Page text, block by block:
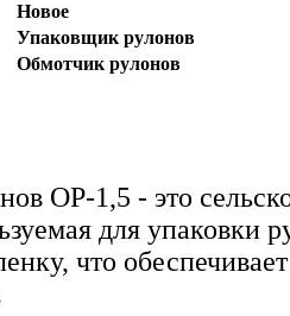
Новое
Упаковщик рулонов
Обмотчик рулонов
ОР-1,5 - это
для упаковки
что